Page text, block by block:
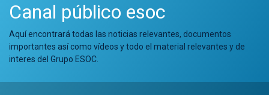
Canal público esoc
Aquí encontrará todas las noticias relevantes, documentos
importantes así como vídeos y todo el material relevantes y de
interes del Grupo ESOC.